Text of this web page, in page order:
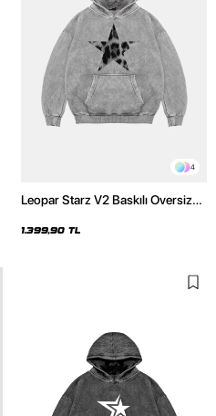
4
Leopar Starz V2 Baskılı Oversize
Hoodie
1.399,90 TL